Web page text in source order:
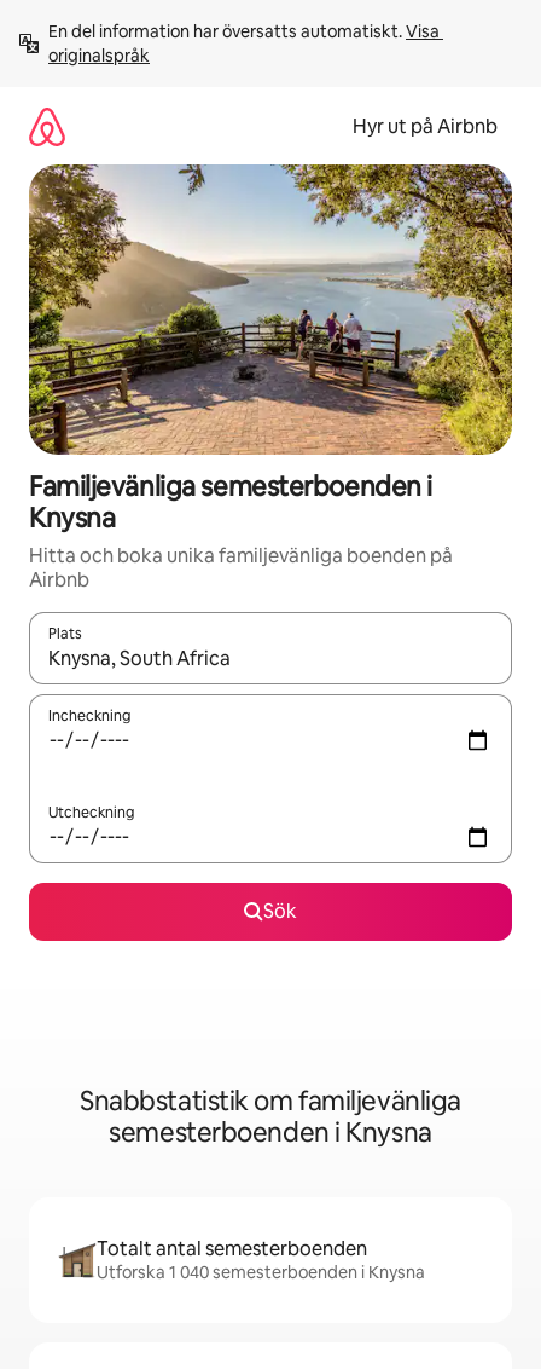
innehåll
En del information har översatts automatiskt. Visa
originalspråk
Hyr ut på Airbnb
Familjevänliga semesterboenden i
Knysna
Hitta och boka unika familjevänliga boenden på
Airbnb
Plats
När resultaten är tillgängliga kan du navigera med upp- och
Incheckning
Utcheckning
Sök
Snabbstatistik om familjevänliga
semesterboenden i Knysna
Totalt antal semesterboenden
Utforska 1 040 semesterboenden i Knysna